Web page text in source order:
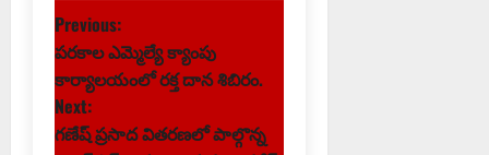
P
o
s
Previous:
పరకాల ఎమ్మెల్యే క్యాంపు
కార్యాలయంలో రక్త దాన శిబిరం.
Next:
గణేష్ ప్రసాద వితరణలో పాల్గొన్న